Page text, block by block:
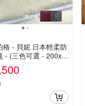
格 - 貝妮 日本輕柔防
- (三色可選 - 200x3
)